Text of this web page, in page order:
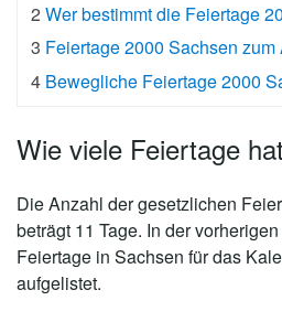
2 Wer bestimmt die Feiertage
3 Feiertage 2000 Sachsen zum
4 Bewegliche Feiertage 2000
Wie viele Feiertage
Die Anzahl der gesetzlichen
beträgt 11 Tage. In der
Feiertage in Sachsen für das
aufgelistet.